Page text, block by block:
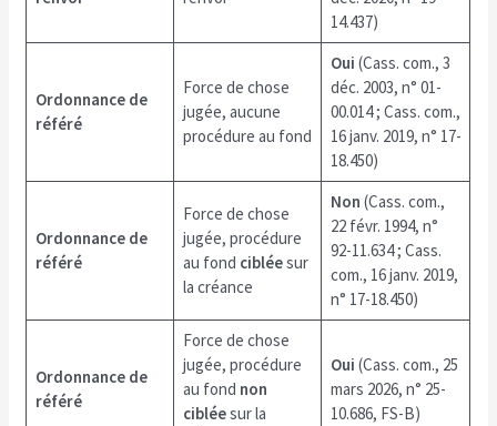
14.437)
Ordonnance de
référé
Force de chose
jugée, aucune
procédure au fond
Oui (Cass. com., 3
déc. 2003, n° 01-
00.014 ; Cass. com.,
16 janv. 2019, n° 17-
18.450)
Ordonnance de
référé
Force de chose
jugée, procédure
au fond cibléesur
la créance
Non (Cass. com.,
22 févr. 1994, n°
92-11.634 ; Cass.
com., 16 janv. 2019,
n° 17-18.450)
Ordonnance de
référé
Force de chose
jugée, procédure
au fond non
cibléesur la
Oui (Cass. com., 25
mars 2026, n° 25-
10.686, FS-B)